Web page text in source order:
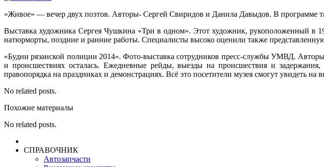
«Живое» — вечер двух поэтов. Авторы- Сергей Свиридов и Данила Давыдов. В программе
Выставка художника Сергея Чушкина «Три в одном». Этот художник, рукоположенный в
натюрморты, поздние и ранние работы. Специалисты высоко оценили также
«Будни рязанской полиции 2014». Фото-выставка сотрудников пресс-службы УМВД.
и происшествиях осталась. Ежедневные рейды, выезды на происшествия и
правопорядка на праздниках и демонстрациях. Всё это посетители музея смогут увидеть на
No related posts.
Похожие материалы
No related posts.
СПРАВОЧНИК
Автозапчасти